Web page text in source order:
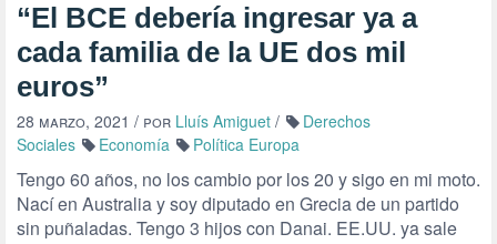
“El BCE debería ingresar ya a
cada familia de la UE dos mil
euros”
28 marzo, 2021 / por Lluís Amiguet /
Derechos
Sociales
Economía Política Europa
Tengo 60 años, no los cambio por los 20 y sigo en mi moto.
Nací en Australia y soy diputado en Grecia de un partido
sin puñaladas. Tengo 3 hijos con Danai. EE.UU. ya sale